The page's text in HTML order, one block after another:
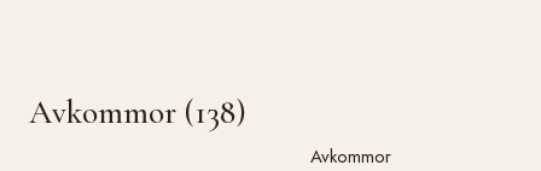
Avkommor (138)
Avkommor